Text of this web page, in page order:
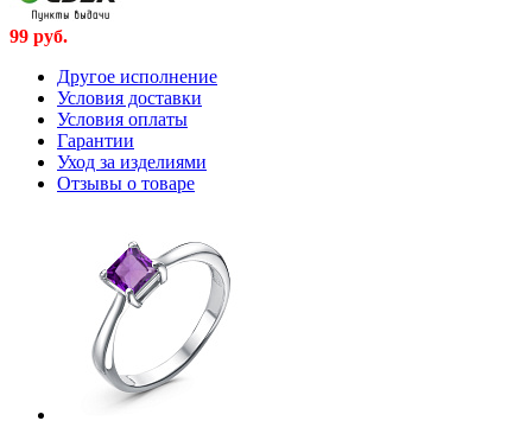
99 руб.
Другое исполнение
Условия доставки
Условия оплаты
Гарантии
Уход за изделиями
Отзывы о товаре